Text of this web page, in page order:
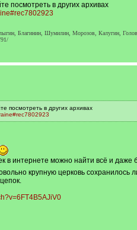
посмотреть в других архивах
Благинин, Шумилин, Морозов, Калугин,
посмотреть в других архивах
в интернете можно найти всё и даже
крупную церковь